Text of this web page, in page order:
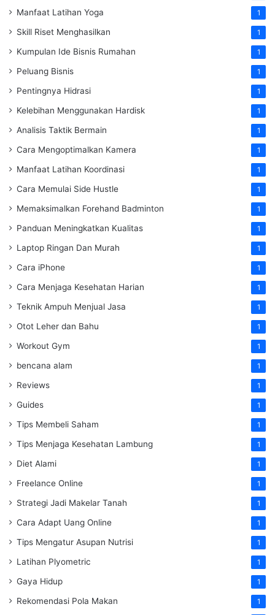
Manfaat Latihan Yoga 1
Skill Riset Menghasilkan 1
Kumpulan Ide Bisnis Rumahan 1
Peluang Bisnis 1
Pentingnya Hidrasi 1
Kelebihan Menggunakan Hardisk 1
Analisis Taktik Bermain 1
Cara Mengoptimalkan Kamera 1
Manfaat Latihan Koordinasi 1
Cara Memulai Side Hustle 1
Memaksimalkan Forehand Badminton 1
Panduan Meningkatkan Kualitas 1
Laptop Ringan Dan Murah 1
Cara iPhone 1
Cara Menjaga Kesehatan Harian 1
Teknik Ampuh Menjual Jasa 1
Otot Leher dan Bahu 1
Workout Gym 1
bencana alam 1
Reviews 1
Guides 1
Tips Membeli Saham 1
Tips Menjaga Kesehatan Lambung 1
Diet Alami 1
Freelance Online 1
Strategi Jadi Makelar Tanah 1
Cara Adapt Uang Online 1
Tips Mengatur Asupan Nutrisi 1
Latihan Plyometric 1
Gaya Hidup 1
Rekomendasi Pola Makan 1